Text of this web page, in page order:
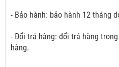
- Bảo hành: bảo hành 12 tháng
- Đổi trả hàng: đổi trả hàng
hàng.